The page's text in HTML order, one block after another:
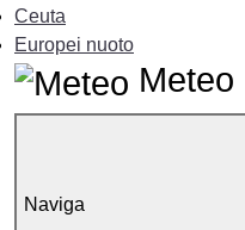
Ceuta
Europei nuoto
Meteo
Naviga